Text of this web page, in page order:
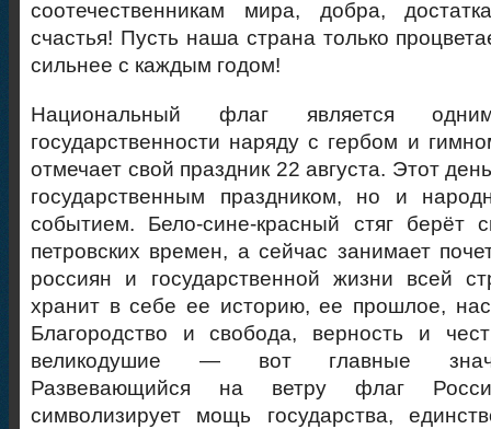
соотечественникам мира, добра,
счастья! Пусть наша страна только
сильнее с каждым годом!
Национальный флаг является
государственности наряду с гербом и
отмечает свой праздник 22 августа. Этот
государственным праздником, но и
событием. Бело-сине-красный стяг
петровских времен, а сейчас занимает
россиян и государственной жизни всей
хранит в себе ее историю, ее прошлое,
Благородство и свобода, верность и
великодушие — вот главные
Развевающийся на ветру флаг
символизирует мощь государства,